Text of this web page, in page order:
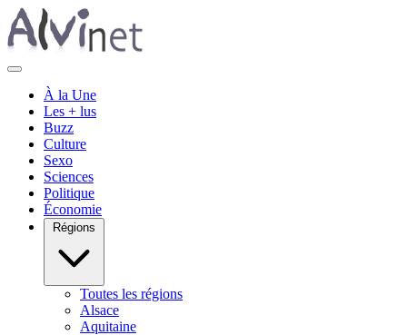
À la Une
Les + lus
Buzz
Culture
Sexo
Sciences
Politique
Économie
Régions
Toutes les régions
Alsace
Aquitaine